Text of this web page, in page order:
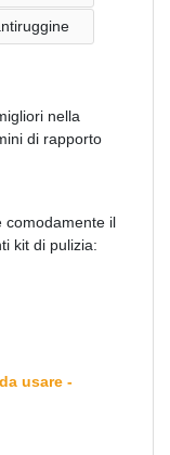
nella
di rapporto
comodamente il
kit di pulizia:
usare -